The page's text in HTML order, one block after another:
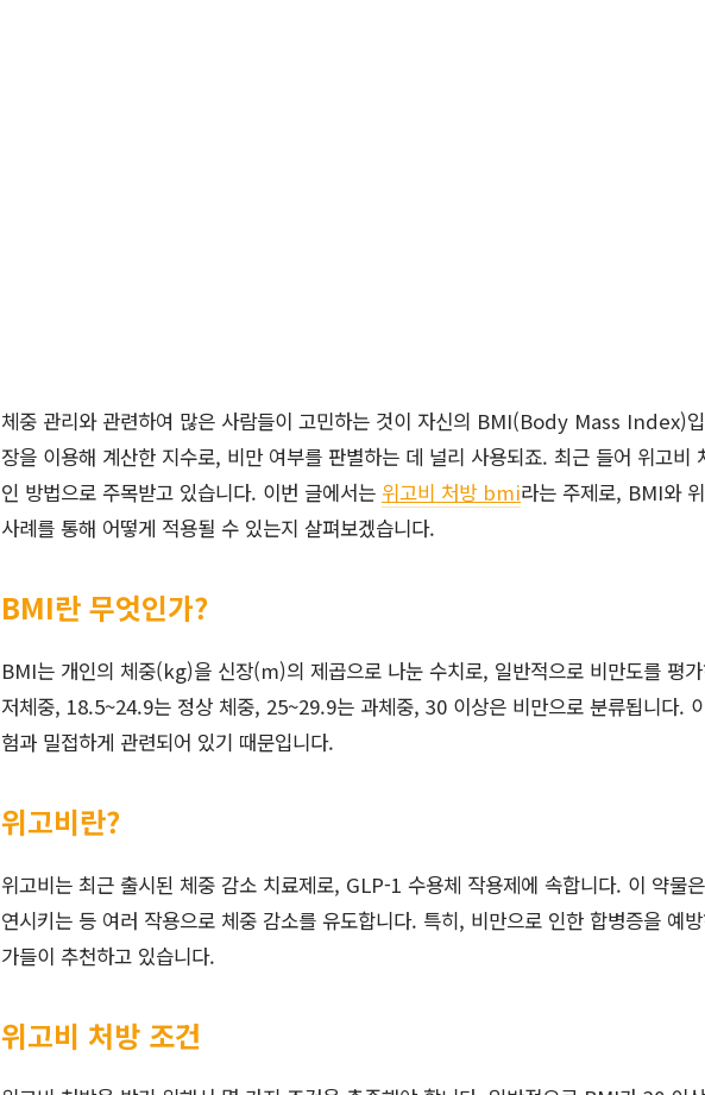
체중 관리와 관련하여 많은 사람들이 고민하는 것이 자신의 BMI(Body Mass Index)
장을 이용해 계산한 지수로, 비만 여부를 판별하는 데 널리 사용되죠. 최근 들어 위고비
인 방법으로 주목받고 있습니다. 이번 글에서는 위고비 처방 bmi라는 주제로, BMI와
사례를 통해 어떻게 적용될 수 있는지 살펴보겠습니다.
BMI란 무엇인가?
BMI는 개인의 체중(kg)을 신장(m)의 제곱으로 나눈 수치로, 일반적으로 비만도를 평
저체중, 18.5~24.9는 정상 체중, 25~29.9는 과체중, 30 이상은 비만으로 분류됩니다.
험과 밀접하게 관련되어 있기 때문입니다.
위고비란?
위고비는 최근 출시된 체중 감소 치료제로, GLP-1 수용체 작용제에 속합니다. 이 약물
연시키는 등 여러 작용으로 체중 감소를 유도합니다. 특히, 비만으로 인한 합병증을 예
가들이 추천하고 있습니다.
위고비 처방 조건